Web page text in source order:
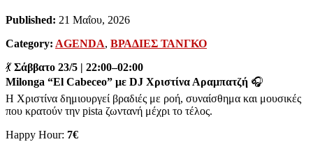
Published: 21 Μαΐου, 2026
Category: AGENDA, ΒΡΑΔΙΕΣ ΤΑΝΓΚΟ
💃 Σάββατο 23/5 | 22:00–02:00
Milonga “El Cabeceo” με DJ Χριστίνα Αραμπατζή 🎧
Η Χριστίνα δημιουργεί βραδιές με ροή, συναίσθημα και μουσικές
που κρατούν την pista ζωντανή μέχρι το τέλος.
Happy Hour: 7€